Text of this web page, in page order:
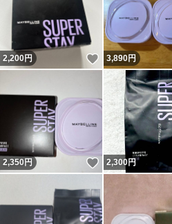
2,200円 いいね！
3,890円
2,350円 いいね！
2,300円